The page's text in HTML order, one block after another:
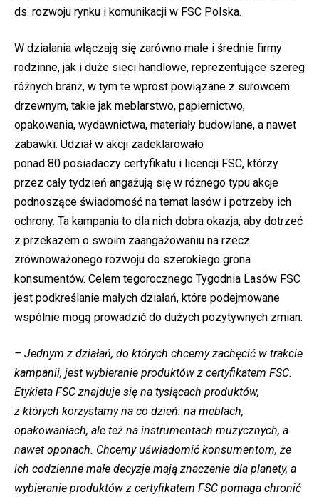
ds. rozwoju rynku i komunikacji w FSC Polska.
W działania włączają się zarówno małe i średnie firmy
rodzinne, jak i duże sieci handlowe, reprezentujące szereg
różnych branż, w tym te wprost powiązane z surowcem
drzewnym, takie jak meblarstwo, papiernictwo,
opakowania, wydawnictwa, materiały budowlane, a nawet
zabawki. Udział w akcji zadeklarowało
ponad 80 posiadaczy certyfikatu i licencji FSC, którzy
przez cały tydzień angażują się w różnego typu akcje
podnoszące świadomość na temat lasów i potrzeby ich
ochrony. Ta kampania to dla nich dobra okazja, aby dotrzeć
z przekazem o swoim zaangażowaniu na rzecz
zrównoważonego rozwoju do szerokiego grona
konsumentów. Celem tegorocznego Tygodnia Lasów FSC
jest podkreślanie małych działań, które podejmowane
wspólnie mogą prowadzić do dużych pozytywnych zmian.
– Jednym z działań, do których chcemy zachęcić w trakcie
kampanii, jest wybieranie produktów z certyfikatem FSC.
Etykieta FSC znajduje się na tysiącach produktów,
z których korzystamy na co dzień: na meblach,
opakowaniach, ale też na instrumentach muzycznych, a
nawet oponach. Chcemy uświadomić konsumentom, że
ich codzienne małe decyzje mają znaczenie dla planety, a
wybieranie produktów z certyfikatem FSC pomaga chronić